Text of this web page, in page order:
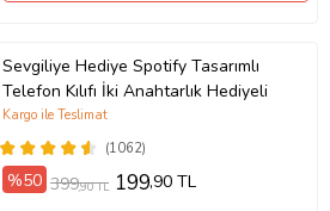
Sevgiliye Hediye Spotify Tasarımlı
Telefon Kılıfı İki Anahtarlık Hediyeli
(1062)
Kargo ile Teslimat
%50 399,90 TL 199,90 TL